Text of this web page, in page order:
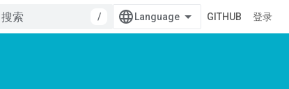
/
GITHUB 登录